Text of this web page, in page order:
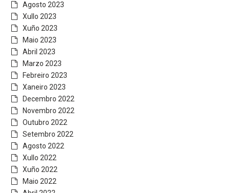
Agosto 2023
Xullo 2023
Xuño 2023
Maio 2023
Abril 2023
Marzo 2023
Febreiro 2023
Xaneiro 2023
Decembro 2022
Novembro 2022
Outubro 2022
Setembro 2022
Agosto 2022
Xullo 2022
Xuño 2022
Maio 2022